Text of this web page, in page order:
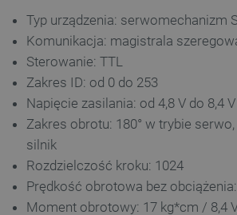
Typ urządzenia: serwomechanizm
Komunikacja: magistrala
Sterowanie: TTL
Zakres ID: od 0 do 253
Napięcie zasilania: od 4,8 V do 8,4 V
Zakres obrotu: 180° w trybie serwo,
silnik
Rozdzielczość kroku: 1024
Prędkość obrotowa bez
Moment obrotowy: 17 kg*cm / 8,4